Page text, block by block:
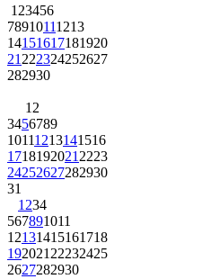
1 23456
78910111213
14151617181920
21 222324252627
282930
1 2
3456789
10111213141516
1718192021 2223
24252627282930
31
1 234
567891011
12131415161718
192021 22232425
2627282930